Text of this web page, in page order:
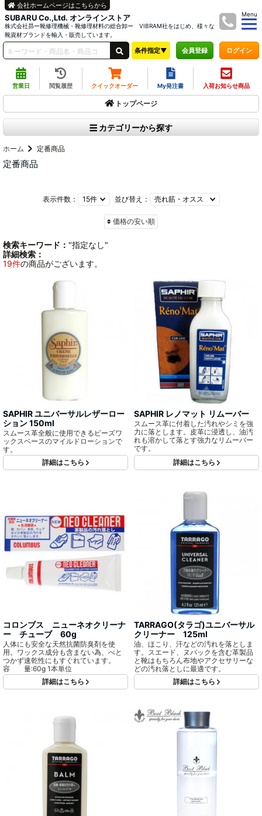
SUBARU Co.,Ltd. オンラインストア
株式会社昴ー靴修理機械・靴修理材料の総合卸ー VIBRAM社をはじめ、様々な
靴資材ブランドを輸入・販売しています。
Menu
会社ホームページはこちらから
条件指定▼ 会員登録 ログイン
営業日 閲覧履歴 クイックオーダー My発注書 入荷お知らせ商品
トップページ
カテゴリーから探す
ホーム 定番商品
定番商品
表示件数： 並び替え：
価格の安い順
検索キーワード： "指定なし"
詳細検索：
19件の商品がございます。
SAPHIR ユニバーサルレザーロー
ション 150ml
スムース革全般に使用できるビーズワ
ックスベースのマイルドローションで
す。
詳細はこちら
SAPHIR レノマット リムーバー
スムース革に付着した汚れやシミを強
力に落とします。皮革に浸透し、油汚
れも溶かして落とす強力なリムーバー
です。
詳細はこちら
コロンブス ニューネオクリーナ
ー チューブ 60g
人体にも安全な天然抗菌防臭剤を使
用。ワックス成分も含まない為、べと
つかず速乾性にもすぐれています。
容 量:60g 1本単位
詳細はこちら
TARRAGO(タラゴ)ユニバーサル
クリーナー 125ml
油、ほこり、汗などの汚れを落としま
す。スエード、ヌバックを含む革製品
と靴はもちろん布地やアクセサリーな
どの汚れ落としに最適です。
詳細はこちら